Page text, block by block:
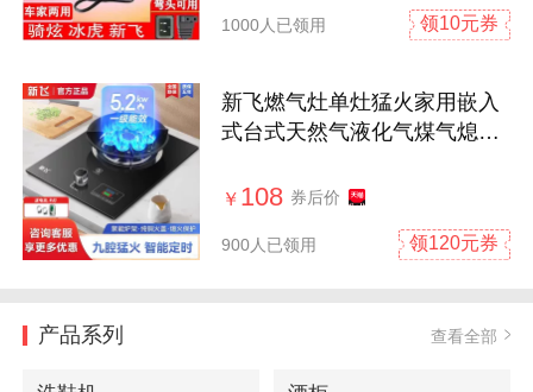
1000人已领用 领10元券
新飞燃气灶单灶猛火家用嵌入
式台式天然气液化气煤气熄火
￥ 108 券后价
900人已领用 领120元券
产品系列 查看全部